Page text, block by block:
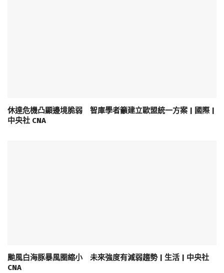
休達危機凸顯邊境脆弱 智庫學者籲建立歐盟統一方案 | 國際 |
中央社 CNA
颱風白海豚暴風圈縮小 未來強度有減弱趨勢 | 生活 | 中央社
CNA